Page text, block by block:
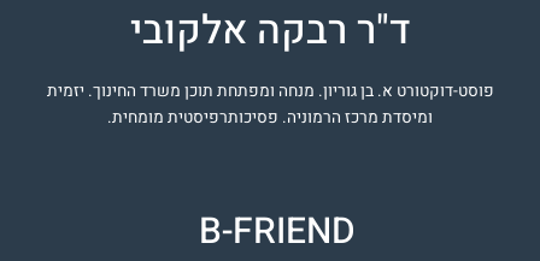
ד"ר רבקה אלקובי
פוסט-דוקטורט א. בן גוריון. מנחה ומפתחת תוכן משרד החינוך. יזמית
ומיסדת מרכז הרמוניה. פסיכותרפיסטית מומחית.
B-FRIEND